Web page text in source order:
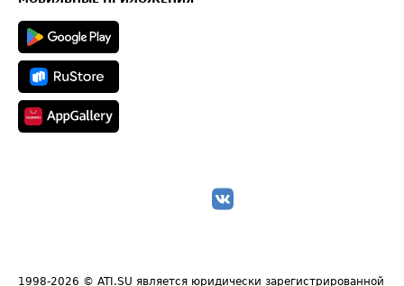
1998-2026 © ATI.SU является юридически зарегистрированной